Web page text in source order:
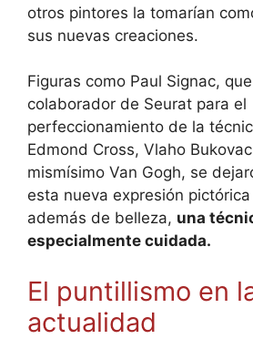
otros pintores la tomarían
sus nuevas creaciones.
Figuras como Paul Signac,
colaborador de Seurat para el
perfeccionamiento de la
Edmond Cross, Vlaho
mismísimo Van Gogh, se
esta nueva expresión
además de belleza, una
especialmente cuidada.
El puntillismo en
actualidad